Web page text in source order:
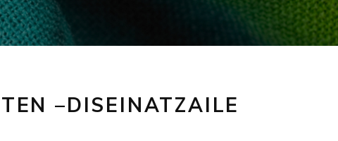
–DISEINATZAILE